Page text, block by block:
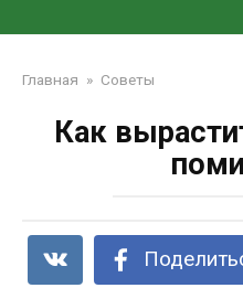
Главная » Советы
Как